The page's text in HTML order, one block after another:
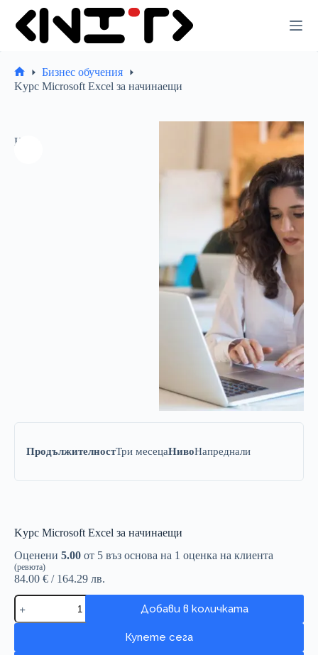
Премини
съдържанието
Начало
Бизнес обучения
Kурс Microsoft Excel за начинаещи
Ново
ПродължителностТри месецаНивоНапреднали
Kурс Microsoft Excel за начинаещи
Оценени 5.00 от 5 въз основа на 1 оценка на клиента
(ревюта)
84.00 € / 164.29 лв.
Kурс
Microsoft
Excel
начинаещи
Добави в количката
Купете сега